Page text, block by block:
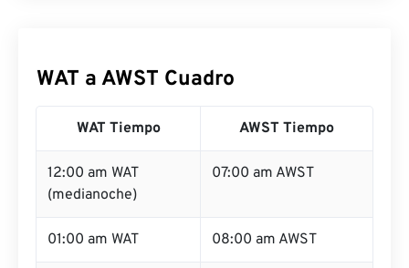
WAT a AWST Cuadro
WAT Tiempo AWST Tiempo
12:00 am WAT
(medianoche)
07:00 am AWST
01:00 am WAT 08:00 am AWST